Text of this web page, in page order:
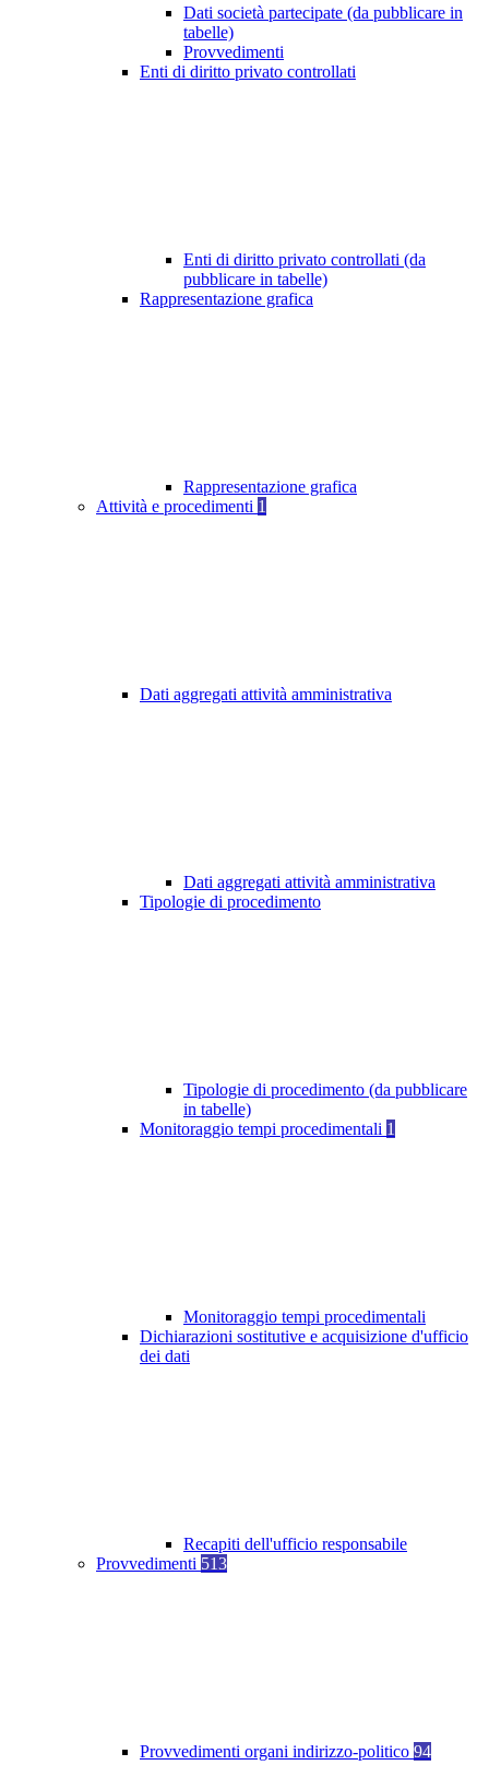
Dati società partecipate (da pubblicare in
tabelle)
Provvedimenti
Enti di diritto privato controllati
Enti di diritto privato controllati (da
pubblicare in tabelle)
Rappresentazione grafica
Rappresentazione grafica
Attività e procedimenti 1
Dati aggregati attività amministrativa
Dati aggregati attività amministrativa
Tipologie di procedimento
Tipologie di procedimento (da pubblicare
in tabelle)
Monitoraggio tempi procedimentali 1
Monitoraggio tempi procedimentali
Dichiarazioni sostitutive e acquisizione d'ufficio
dei dati
Recapiti dell'ufficio responsabile
Provvedimenti 513
Provvedimenti organi indirizzo-politico 94